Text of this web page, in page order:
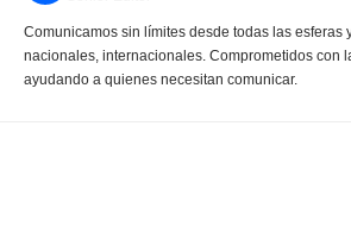
Comunicamos sin límites desde todas las esferas
nacionales, internacionales. Comprometidos con
ayudando a quienes necesitan comunicar.